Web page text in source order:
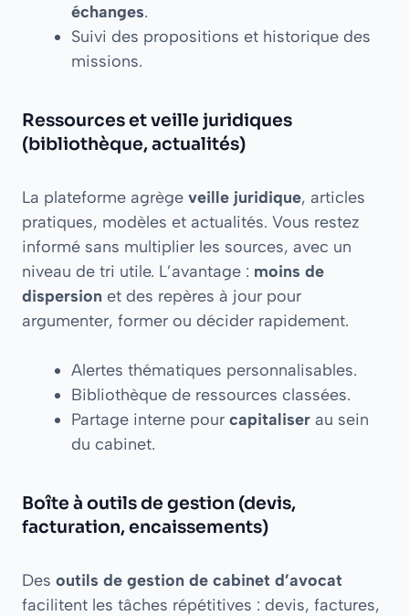
échanges.
Suivi des propositions et historique des
missions.
Ressources et veille juridiques
(bibliothèque, actualités)
La plateforme agrège veille juridique, articles
pratiques, modèles et actualités. Vous restez
informé sans multiplier les sources, avec un
niveau de tri utile. L’avantage : moins de
dispersion et des repères à jour pour
argumenter, former ou décider rapidement.
Alertes thématiques personnalisables.
Bibliothèque de ressources classées.
Partage interne pour capitaliser au sein
du cabinet.
Boîte à outils de gestion (devis,
facturation, encaissements)
Des outils de gestion de cabinet d’avocat
facilitent les tâches répétitives : devis, factures,